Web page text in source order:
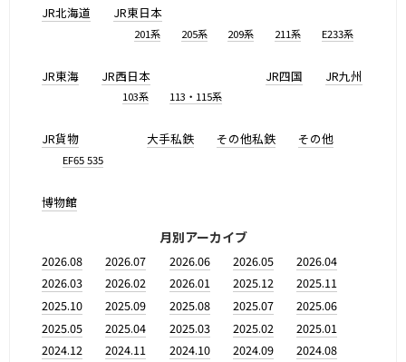
JR北海道 JR東日本
201系 205系 209系 211系 E233系
JR東海 JR西日本
103系 113・115系
JR四国 JR九州
JR貨物
EF65 535
大手私鉄 その他私鉄 その他
博物館
月別アーカイブ
2026.08 2026.07 2026.06 2026.05
2026.04
2026.03
2026.02 2026.01 2025.12
2025.11
2025.10
2025.09 2025.08 2025.07
2025.06
2025.05
2025.04 2025.03 2025.02
2025.01
2024.12
2024.11 2024.10 2024.09
2024.08